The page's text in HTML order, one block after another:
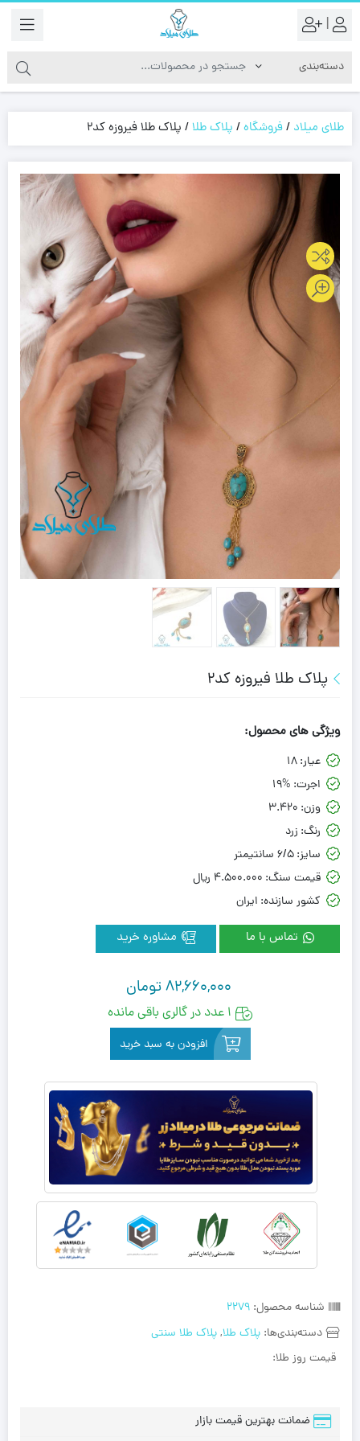
|
طلای میلاد /فروشگاه/ پلاک طلا/ پلاک طلا فیروزه کد2
پلاک طلا فیروزه کد2
شناسه محصول: 2279
دسته‌بندی‌ها: پلاک طلا,پلاک طلا سنتی
قیمت روز طلا:
ویژگی های محصول:
عیار:18
اجرت: 19%
وزن: 3.420
رنگ: زرد
سایز:6/5 سانتیمتر
قیمت سنگ: 4.500.000 ريال
کشور سازنده: ایران
تماس با ما
ضمانت بهترین قیمت بازار
82,660,000تومان
1 عدد در گالری باقی مانده
افزودن به سبد خرید